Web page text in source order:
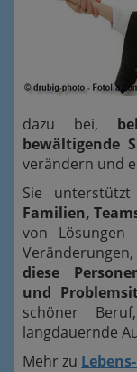
dazu bei,
bewältigende
verändern und
Sie
Familien,
von Lösungen
Veränderungen,
diese
und
schöner
langdauernde
Mehr zu